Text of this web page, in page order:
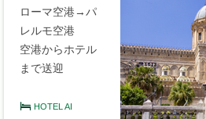
ローマ空港→パ
レルモ空港
空港からホテル
まで送迎
HOTEL AI